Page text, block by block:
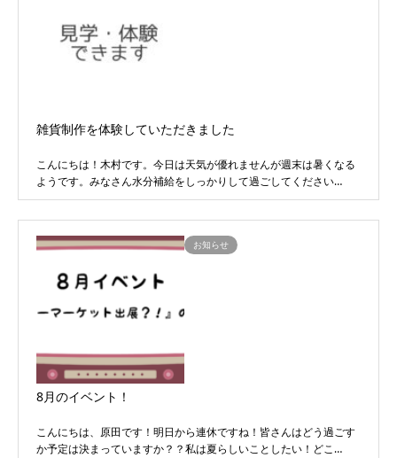
雑貨制作を体験していただきました
こんにちは！木村です。今日は天気が優れませんが週末は暑くなる
ようです。みなさん水分補給をしっかりして過ごしてください…
お知らせ
8月のイベント！
こんにちは、原田です！明日から連休ですね！皆さんはどう過ごす
か予定は決まっていますか？？私は夏らしいことしたい！どこ…